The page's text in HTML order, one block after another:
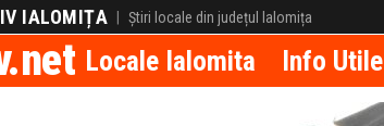
IALOMIȚA | Știri locale din județul Ialomița
Locale Ialomita Info Utile